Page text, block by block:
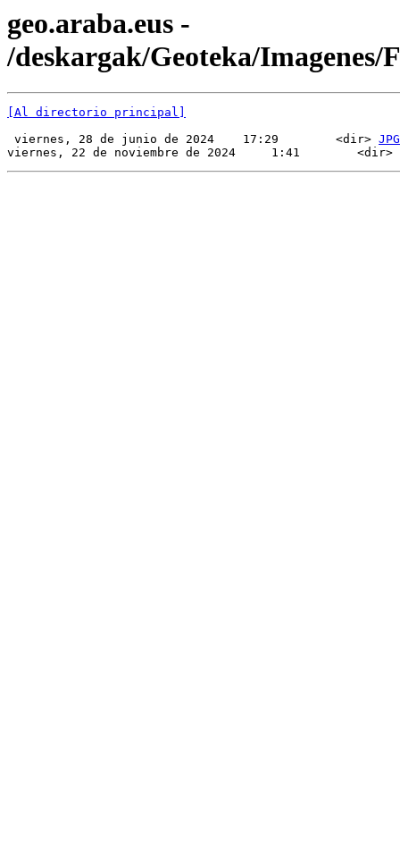
geo.araba.eus -
/deskargak/Geoteka/Imagenes/
[Al directorio principal]
viernes, 28 de junio de 2024    17:29        <dir> JPG
viernes, 22 de noviembre de 2024     1:41        <dir>